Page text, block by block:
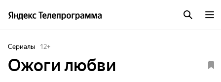
Сериалы 12+
Ожоги любви